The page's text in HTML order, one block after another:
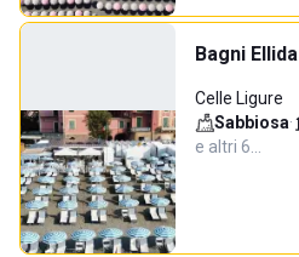
Bagni Ellida
Celle Ligure
Sabbiosa·
e altri 6…